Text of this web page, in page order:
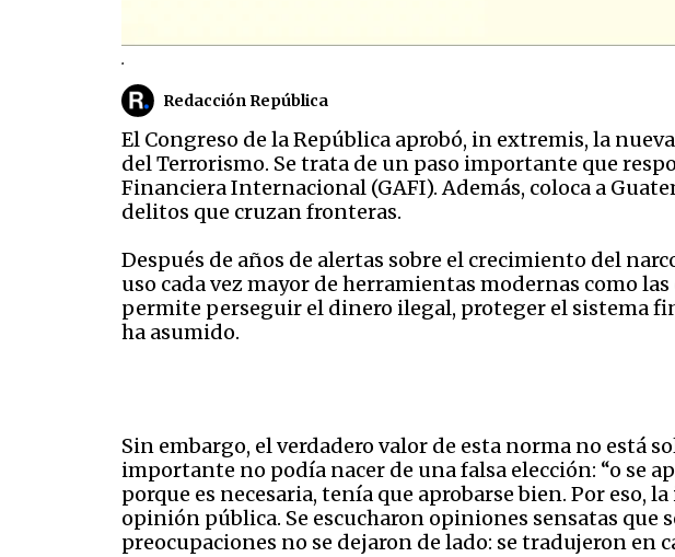
.
Redacción República
El Congreso de la República aprobó, in extremis, la
del Terrorismo. Se trata de un paso importante que
Financiera Internacional (GAFI). Además, coloca a
delitos que cruzan fronteras.
Después de años de alertas sobre el crecimiento del
uso cada vez mayor de herramientas modernas como
permite perseguir el dinero ilegal, proteger el sistema
ha asumido.
Sin embargo, el verdadero valor de esta norma no está
importante no podía nacer de una falsa elección: “o se
porque es necesaria, tenía que aprobarse bien. Por
opinión pública. Se escucharon opiniones sensatas
preocupaciones no se dejaron de lado: se tradujeron